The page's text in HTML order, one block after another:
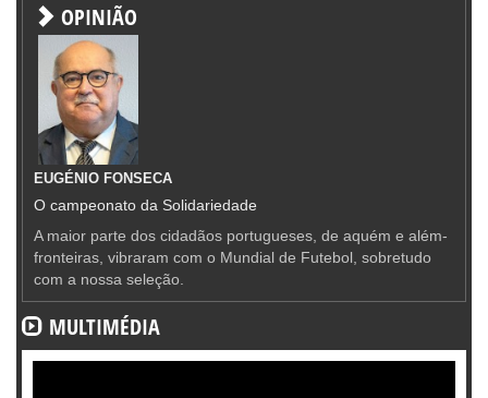
OPINIÃO
EUGÉNIO FONSECA
O campeonato da Solidariedade
A maior parte dos cidadãos portugueses, de aquém e além-
fronteiras, vibraram com o Mundial de Futebol, sobretudo
com a nossa seleção.
MULTIMÉDIA